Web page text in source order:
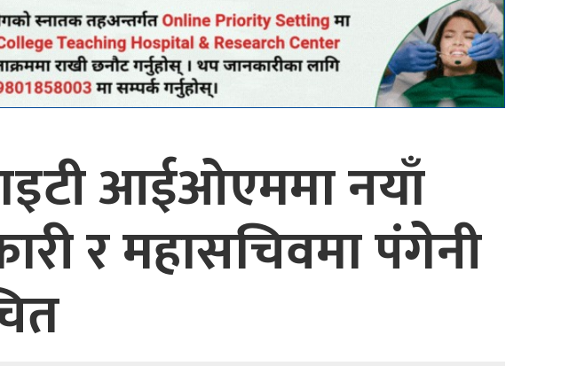
आईओएममा नयाँ
र महासचिवमा पंगेनी